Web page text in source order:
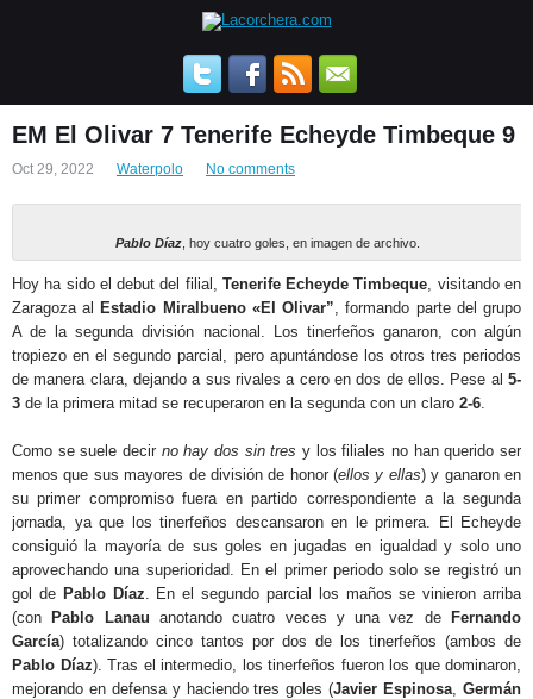
EM El Olivar 7 Tenerife Echeyde Timbeque 9
Oct 29, 2022 Waterpolo No comments
Pablo Díaz , hoy cuatro goles, en imagen de archivo.
Hoy ha sido el debut del filial, Tenerife Echeyde Timbeque, visitando en
Zaragoza al Estadio Miralbueno «El Olivar”, formando parte del grupo
A de la segunda división nacional. Los tinerfeños ganaron, con algún
tropiezo en el segundo parcial, pero apuntándose los otros tres periodos
de manera clara, dejando a sus rivales a cero en dos de ellos. Pese al 5-
3 de la primera mitad se recuperaron en la segunda con un claro 2-6.
Como se suele decir no hay dos sin tres y los filiales no han querido ser
menos que sus mayores de división de honor (ellos y ellas) y ganaron en
su primer compromiso fuera en partido correspondiente a la segunda
jornada, ya que los tinerfeños descansaron en le primera. El Echeyde
consiguió la mayoría de sus goles en jugadas en igualdad y solo uno
aprovechando una superioridad. En el primer periodo solo se registró un
gol de Pablo Díaz. En el segundo parcial los maños se vinieron arriba
(con
Pablo Lanau anotando cuatro veces y una vez de
Fernando
García) totalizando cinco tantos por dos de los tinerfeños (ambos de
Pablo Díaz). Tras el intermedio, los tinerfeños fueron los que dominaron,
mejorando en defensa y haciendo tres goles (Javier Espinosa,Germán